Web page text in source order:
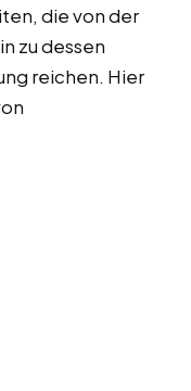
die von der
zu dessen
reichen. Hier